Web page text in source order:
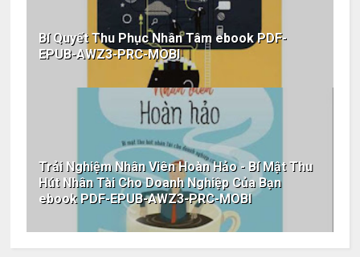
Bí Quyết Thu Phục Nhân Tâm ebook PDF-
EPUB-AWZ3-PRC-MOBI
Trải Nghiệm Nhân Viên Hoàn Hảo - Bí Mật Thu
Hút Nhân Tài Cho Doanh Nghiệp Của Bạn
ebook PDF-EPUB-AWZ3-PRC-MOBI